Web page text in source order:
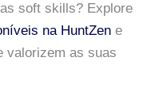
soft skills? Explore
na HuntZen e
valorizem as suas